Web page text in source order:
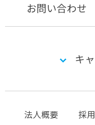
お問い合わせ
キ
法人概要 採